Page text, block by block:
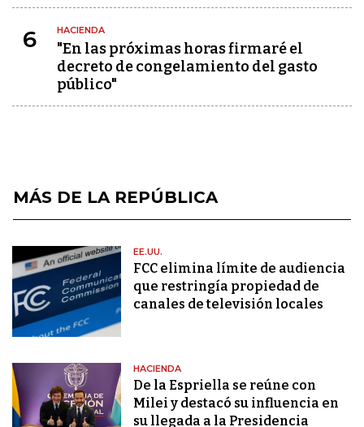
6 HACIENDA
"En las próximas horas firmaré el
decreto de congelamiento del gasto
público"
MÁS DE LA REPÚBLICA
EE.UU.
FCC elimina límite de audiencia
que restringía propiedad de
canales de televisión locales
HACIENDA
De la Espriella se reúne con
Milei y destacó su influencia en
su llegada a la Presidencia